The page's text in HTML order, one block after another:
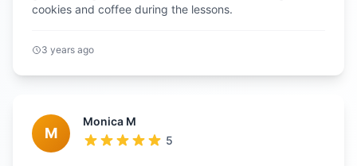
cookies and coffee during the lessons.
3 years ago
M
Monica M
5